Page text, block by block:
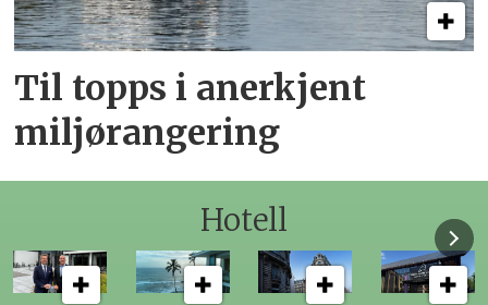
Til topps i anerkjent
miljørangering
Hotell